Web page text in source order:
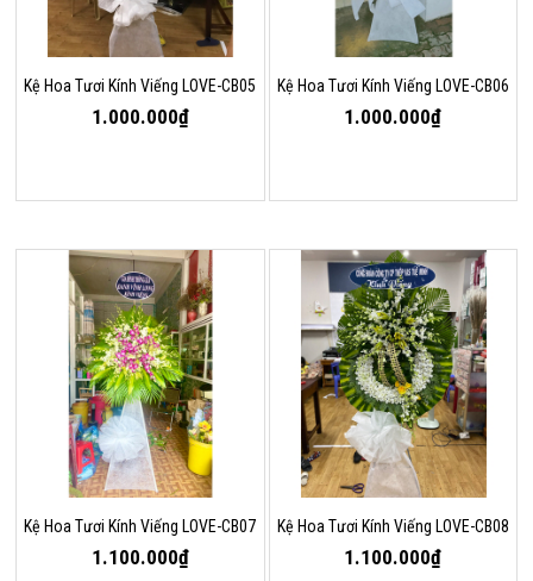
Kệ Hoa Tươi Kính Viếng LOVE-CB05
1.000.000₫
Kệ Hoa Tươi Kính Viếng LOVE-CB06
1.000.000₫
Kệ Hoa Tươi Kính Viếng LOVE-CB07
1.100.000₫
Kệ Hoa Tươi Kính Viếng LOVE-CB08
1.100.000₫